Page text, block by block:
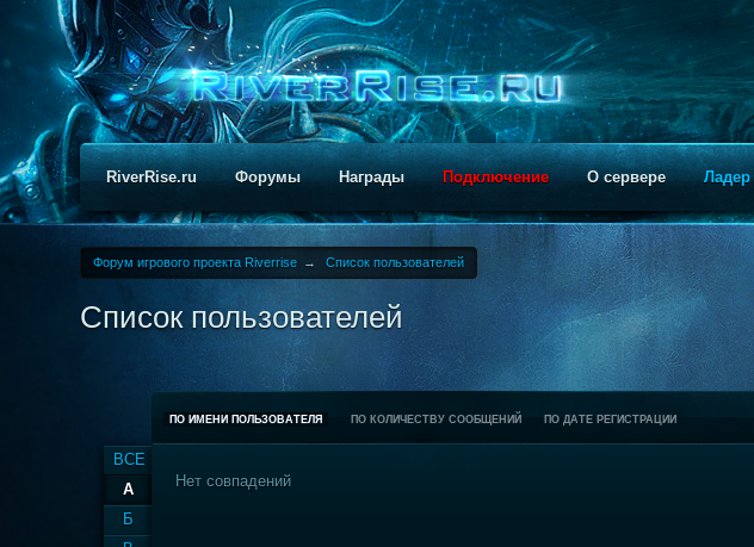
RiverRise.ru Форумы Награды Подключение О сервере Ладер
Форум игрового проекта Riverrise → Список пользователей
Список пользователей
ВСЕ
А
Б
ПО ИМЕНИ ПОЛЬЗОВАТЕЛЯ ПО КОЛИЧЕСТВУ СООБЩЕНИЙ ПО ДАТЕ РЕГИСТРАЦИИ
Нет совпадений